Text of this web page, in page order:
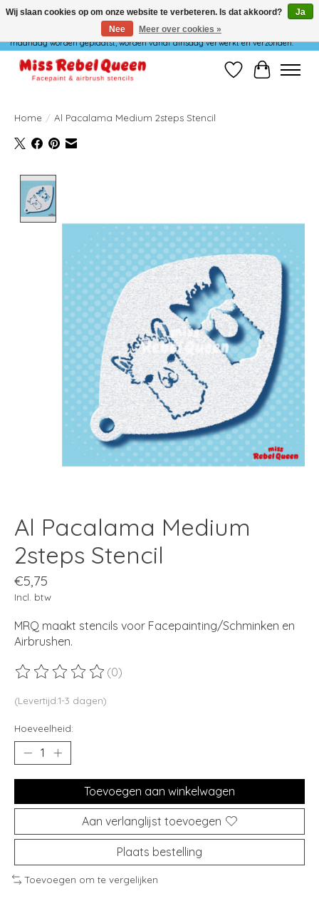
Wij verzenden niet op maandag. Bestellingen die in het weekend of op
maandag worden geplaatst, worden vanaf dinsdag verwerkt en verzonden.
Verlanglijst
Home / Al Pacalama Medium 2steps Stencil
Al Pacalama Medium
2steps Stencil
€5,75
Incl. btw
MRQ maakt stencils voor Facepainting/Schminken en
Airbrushen.
De beoordeling van dit product is
(0)
(Levertijd:1-3 dagen)
Hoeveelheid:
Toevoegen aan winkelwagen
Aan verlanglijst toevoegen
Plaats bestelling
Toevoegen om te vergelijken
Wij slaan cookies op om onze website te verbeteren. Is dat akkoord?
Ja
Nee
Meer over cookies »